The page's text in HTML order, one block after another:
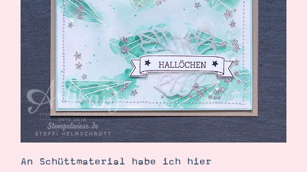
An Schüttmaterial habe ich hier